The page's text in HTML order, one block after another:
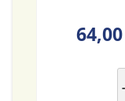
-